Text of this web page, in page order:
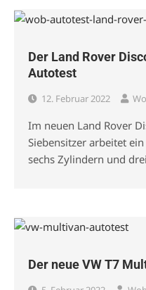
Der Land Rover
Autotest
12. Februar 2022
Im neuen Land Rover
Siebensitzer arbeitet
sechs Zylindern und
Der neue VW T7